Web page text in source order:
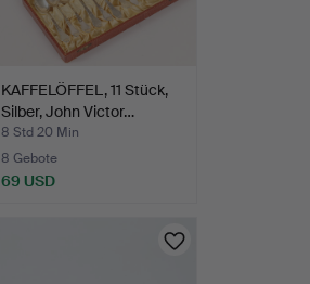
KAFFELÖFFEL, 11 Stück,
Silber, John Victor…
8 Std 20 Min
8 Gebote
69 USD